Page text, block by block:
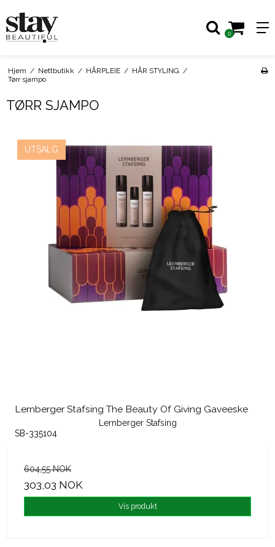
0
Hjem / Nettbutikk / HÅRPLEIE / HÅR STYLING /
Tørr sjampo
TØRR SJAMPO
UTSALG
Lernberger Stafsing The Beauty Of Giving Gaveeske
Lernberger Stafsing
SB-335104
604,55 NOK
303,03 NOK
Vis produkt